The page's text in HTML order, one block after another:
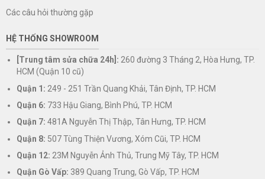
Các câu hỏi thường gặp
HỆ THỐNG SHOWROOM
[Trung tâm sửa chữa 24h]: 260 đường 3 Tháng 2, Hòa Hưng, TP.
HCM (Quận 10 cũ)
Quận 1: 249 - 251 Trần Quang Khải, Tân Định, TP. HCM
Quận 6: 733 Hậu Giang, Bình Phú, TP. HCM
Quận 7: 481A Nguyễn Thị Thập, Tân Hưng, TP. HCM
Quận 8: 507 Tùng Thiện Vương, Xóm Cũi, TP. HCM
Quận 12: 23M Nguyễn Ảnh Thủ, Trung Mỹ Tây, TP. HCM
Quận Gò Vấp: 389 Quang Trung, Gò Vấp, TP. HCM